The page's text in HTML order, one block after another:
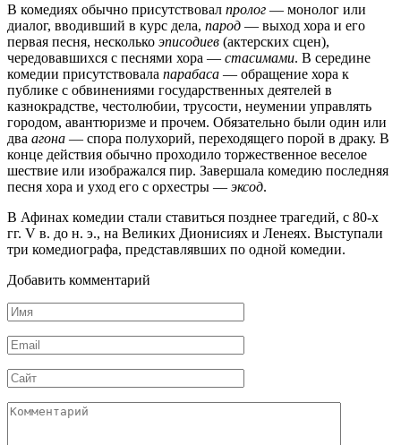
В комедиях обычно присутствовал пролог — монолог или
диалог, вводивший в курс дела, парод — выход хора и его
первая песня, несколько эписодиев (актерских сцен),
чередовавшихся с песнями хора — стасимами. В середине
комедии присутствовала парабаса — обращение хора к
публике с обвинениями государственных деятелей в
казнокрадстве, честолюбии, трусости, неумении управлять
городом, авантюризме и прочем. Обязательно были один или
два агона — спора полухорий, переходящего порой в драку. В
конце действия обычно проходило торжественное веселое
шествие или изображался пир. Завершала комедию последняя
песня хора и уход его с орхестры — эксод.
В Афинах комедии стали ставиться позднее трагедий, с 80-х
гг. V в. до н. э., на Великих Дионисиях и Ленеях. Выступали
три комедиографа, представлявших по одной комедии.
Добавить комментарий
Имя
*
Email
*
Сайт
Комментарий